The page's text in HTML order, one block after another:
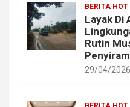
BERITA HOT
Layak Di
Rutin
29/04/2026